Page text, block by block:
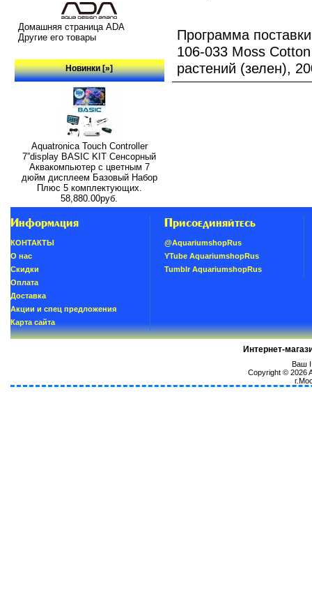
Домашняя страница ADA
Другие его товары
Новинки [»]
Aquatronica Touch Controller
7”display BASIC KIT Сенсорный
Аквакомпьютер с цветным 7
дюйм дисплеем Базовый Набор
Плюс 5 комплектующих.
58,880.00руб.
Программа
106-033 Moss
растений (зелен),
Информация
КОНТАКТЫ
О нас
Скидки
Oплатa
Доставка
Акции и спец предложения
Карта сайта
Присоединяйтесь
@AquariumshopRus
YTube AquariumshopRus
Tumblr AquariumshopRus
Интернет-
Ваш
Copyright © 2026